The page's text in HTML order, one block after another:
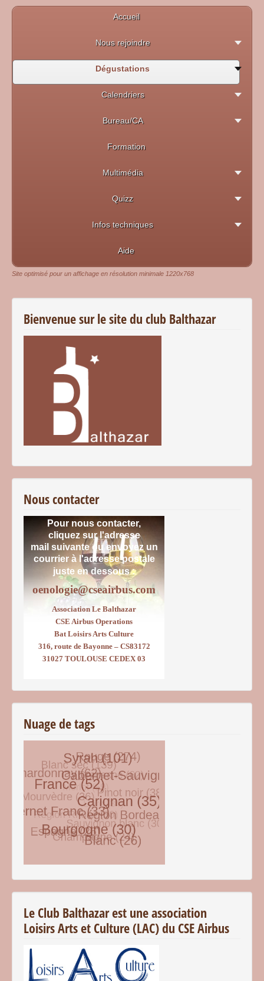
Accueil
Nous rejoindre
Dégustations
Calendriers
Bureau/CA
Formation
Multimédia
Quizz
Infos techniques
Aide
Site optimisé pour un affichage en résolution minimale 1220x768
Bienvenue sur le site du club Balthazar
Nous contacter
Pour nous contacter,
cliquez sur l'adresse
mail suivante ou envoyez un
courrierà l'adresse postale
juste en dessous :
oenologie@cseairbus.com
Association Le Balthazar
CSE Airbus Operations
Bat Loisirs Arts Culture
316, route de Bayonne – CS83172
31027 TOULOUSE CEDEX 03
Nuage de tags
Le Club Balthazar est une association
Loisirs Arts et Culture (LAC) du CSE Airbus